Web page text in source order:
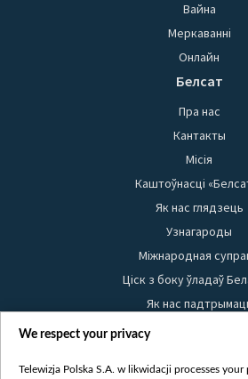
Вайна
Меркаванні
Онлайн
Белсат
Пра нас
Кантакты
Місія
Каштоўнасці
Як нас глядзець
Узнагароды
Міжнародная
Ціск з боку ўладаў
Як нас
Правілы выкарыстання
Бяспека
We respect your privacy
Telewizja Polska S.A. w likwidacji processes